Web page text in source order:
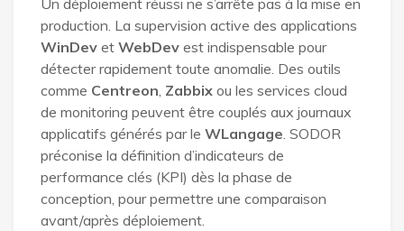
production. La supervision active des applications
WinDev et WebDev est indispensable pour
détecter rapidement toute anomalie. Des outils
comme Centreon Zabbix ou les services cloud
de monitoring peuvent être couplés aux journaux
applicatifs générés par le WLangage . SODOR
préconise la définition d’indicateurs de
performance clés (KPI) dès la phase de
conception, pour permettre une comparaison
avant/après déploiement.